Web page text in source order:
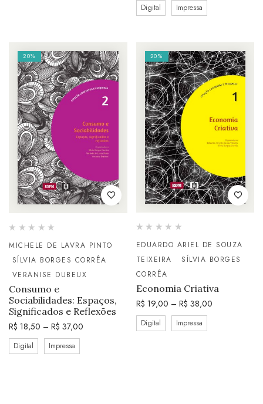
Digital Impressa
20%
MICHELE DE LAVRA PINTO
SÍLVIA BORGES CORRÊA
VERANISE DUBEUX
Consumo e
Sociabilidades: Espaços,
Significados e Reflexões
R$ 18,50 – R$ 37,00
Digital Impressa
20%
EDUARDO ARIEL DE SOUZA
TEIXEIRA
SÍLVIA BORGES
CORRÊA
Economia Criativa
R$ 19,00 – R$ 38,00
Digital Impressa